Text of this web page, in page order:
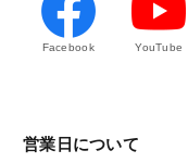
Facebook YouTube
営業日について